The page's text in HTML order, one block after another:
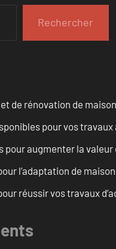
Rechercher
de rénovation de
pour vos
pour augmenter la
l’adaptation de
réussir vos travaux